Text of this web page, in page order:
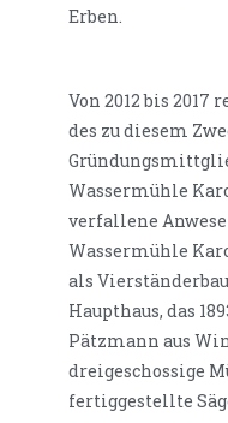
Erben.
Von 2012 bis
des zu diesem
Wassermühle
verfallene
Wassermühle
als
Haupthaus, das
Pätzmann aus
dreigeschossige
fertiggestellte